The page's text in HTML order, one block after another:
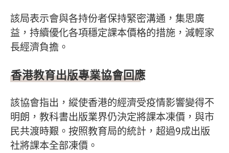
該局表示會與各持份者保持緊密溝通，集思廣
益，持續優化各項穩定課本價格的措施，減輕家
長經濟負擔。
香港教育出版專業協會回應
該協會指出，縱使香港的經濟受疫情影響變得不
明朗，教科書出版業界仍決定將課本凍價，與市
民共渡時艱。按照教育局的統計，超過9成出版
社將課本全部凍價。